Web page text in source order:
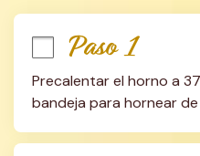
Paso 1
Precalentar el horno a
bandeja para hornear de